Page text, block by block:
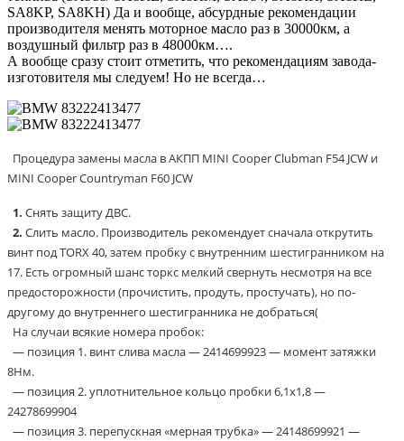
SA8KP, SA8KH) Да и вообще, абсурдные рекомендации
производителя менять моторное масло раз в 30000км, а
воздушный фильтр раз в 48000км….
А вообще сразу стоит отметить, что рекомендациям завода-
изготовителя мы следуем! Но не всегда…
Процедура замены масла в АКПП MINI Cooper Clubman F54 JCW и
MINI Cooper Countryman F60 JCW
1. Снять защиту ДВС.
2. Слить масло. Производитель рекомендует сначала открутить
винт под TORX 40, затем пробку с внутренним шестигранником на
17. Есть огромный шанс торкс мелкий свернуть несмотря на все
предосторожности (прочистить, продуть, простучать), но по-
другому до внутреннего шестигранника не добраться(
На случаи всякие номера пробок:
— позиция 1. винт слива масла — 2414699923 — момент затяжки
8Нм.
— позиция 2. уплотнительное кольцо пробки 6,1х1,8 —
24278699904
— позиция 3. перепускная «мерная трубка» — 24148699921 —